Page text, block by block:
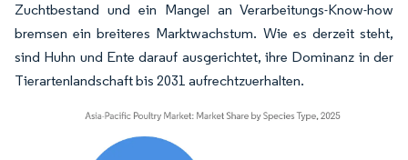
Zuchtbestand und ein Mangel an Verarbeitungs-Know-how
bremsen ein breiteres Marktwachstum. Wie es derzeit steht,
sind Huhn und Ente darauf ausgerichtet, ihre Dominanz in der
Tierartenlandschaft bis 2031 aufrechtzuerhalten.